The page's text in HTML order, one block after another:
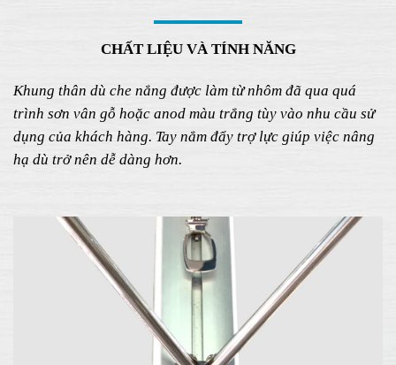
CHẤT LIỆU VÀ TÍNH NĂNG
Khung thân dù che nắng được làm từ nhôm đã qua quá
trình sơn vân gỗ hoặc anod màu trắng tùy vào nhu cầu sử
dụng của khách hàng. Tay nắm đẩy trợ lực giúp việc nâng
hạ dù trở nên dễ dàng hơn.